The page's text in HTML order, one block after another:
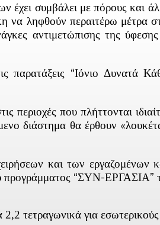
έχει συμβάλει με πόρους και
ληφθούν περαιτέρω μέτρα
αντιμετώπισης της
“Ιόνιο Δυνατά
περιοχές που πλήττονται
διάστημα θα έρθουν
και των εργαζομένων
προγράμματος “ΣΥΝ-ΕΡΓΑΣΙΑ”
τετραγωνικά για